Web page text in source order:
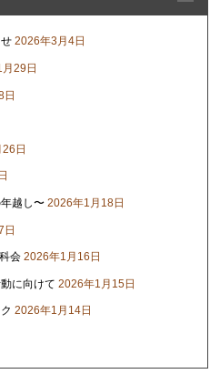
2026年3月4日
29日
日
日
越し〜 2026年1月18日
日
会 2026年1月16日
に向けて 2026年1月15日
2026年1月14日